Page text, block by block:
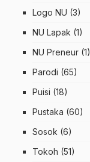
Logo NU (3)
NU Lapak (1)
NU Preneur (1)
Parodi (65)
Puisi (18)
Pustaka (60)
Sosok (6)
Tokoh (51)